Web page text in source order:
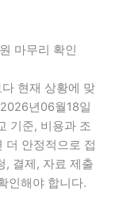
마무리 확인
현재 상황에 맞
년06월18일
기준, 비용과 조
더 안정적으로 접
, 결제, 자료 제출
인해야 합니다.